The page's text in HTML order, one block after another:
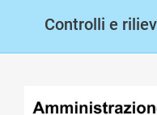
Controlli e